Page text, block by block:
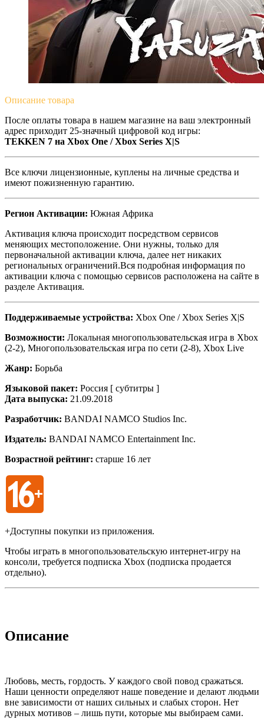
Описание товара
После оплаты товара в нашем магазине на ваш электронный
адрес приходит 25-значный цифровой код игры:
TEKKEN 7 на Xbox One / Xbox Series X|S
Все ключи лицензионные, куплены на личные средства и
имеют пожизненную гарантию.
Регион Активации: Южная Африка
Активация ключа происходит посредством сервисов
меняющих местоположение. Они нужны, только для
первоначальной активации ключа, далее нет никаких
региональных ограничений.Вся подробная информация по
активации ключа с помощью сервисов расположена на сайте в
разделе Активация.
Поддерживаемые устройства: Xbox One / Xbox Series X|S
Возможности: Локальная многопользовательская игра в Xbox
(2-2), Многопользовательская игра по сети (2-8), Xbox Live
Жанр: Борьба
Языковой пакет: Россия [ субтитры ]
Дата выпуска: 21.09.2018
Разработчик: BANDAI NAMCO Studios Inc.
Издатель: BANDAI NAMCO Entertainment Inc.
Возрастной рейтинг: старше 16 лет
+Доступны покупки из приложения.
Чтобы играть в многопользовательскую интернет-игру на
консоли, требуется подписка Xbox (подписка продается
отдельно).
Описание
Любовь, месть, гордость. У каждого свой повод сражаться.
Наши ценности определяют наше поведение и делают людьми
вне зависимости от наших сильных и слабых сторон. Нет
дурных мотивов – лишь пути, которые мы выбираем сами.